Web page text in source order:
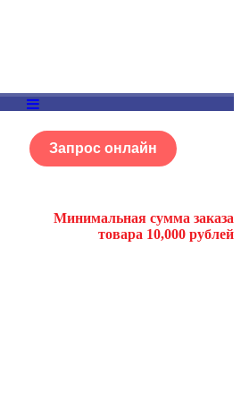
Запрос онлайн
Минимальная сумма заказа
товара 10,000 рублей